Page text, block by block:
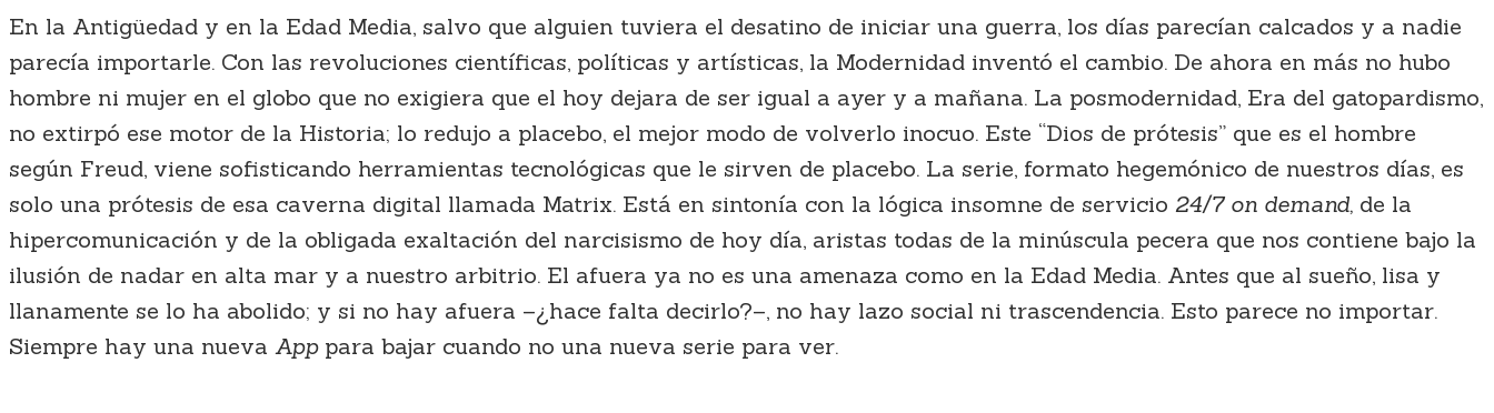
En la Antigüedad y en la Edad Media, salvo que alguien tuviera el desatino de iniciar una guerra, los días parecían calcados y a nadie
parecía importarle. Con las revoluciones científicas, políticas y artísticas, la Modernidad inventó el cambio. De ahora en más no hubo
hombre ni mujer en el globo que no exigiera que el hoy dejara de ser igual a ayer y a mañana. La posmodernidad, Era del gatopardismo,
no extirpó ese motor de la Historia; lo redujo a placebo, el mejor modo de volverlo inocuo. Este “Dios de prótesis” que es el hombre
según Freud, viene sofisticando herramientas tecnológicas que le sirven de placebo. La serie, formato hegemónico de nuestros días, es
solo una prótesis de esa caverna digital llamada Matrix. Está en sintonía con la lógica insomne de servicio 24/7 on demand, de la
hipercomunicación y de la obligada exaltación del narcisismo de hoy día, aristas todas de la minúscula pecera que nos contiene bajo la
ilusión de nadar en alta mar y a nuestro arbitrio. El afuera ya no es una amenaza como en la Edad Media. Antes que al sueño, lisa y
llanamente se lo ha abolido; y si no hay afuera –¿hace falta decirlo?–, no hay lazo social ni trascendencia. Esto parece no importar.
Siempre hay una nueva Apppara bajar cuando no una nueva serie para ver.